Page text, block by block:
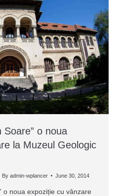
Soare” o noua
la Muzeul Geologic
By admin-wplancer June 30, 2014
o noua expoziție cu vânzare